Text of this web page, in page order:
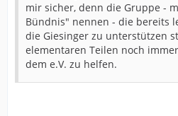
mir sicher, denn die Gruppe -
Bündnis" nennen - die bereits
die Giesinger zu unterstützen
elementaren Teilen noch
dem e.V. zu helfen.